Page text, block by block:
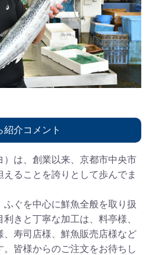
紹介コメント
は、創業以来、京都市中央市
ることを誇りとして歩んでま
ぐを中心に鮮魚全般を取り扱
きと丁寧な加工は、料亭様、
寿司店様、鮮魚販売店様など
皆様からのご注文をお待ちし